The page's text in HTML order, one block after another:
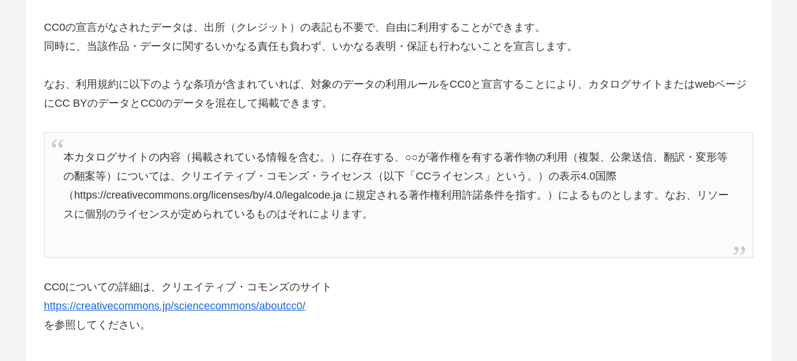
CC0の宣言がなされたデータは、出所（クレジット）の表記も不要で、自由に利用することができます。
同時に、当該作品・データに関するいかなる責任も負わず、いかなる表明・保証も行わないことを宣言します。
なお、利用規約に以下のような条項が含まれていれば、対象のデータの利用ルールをCC0と宣言することにより、カタログサイトまたはwebページ
にCC BYのデータとCC0のデータを混在して掲載できます。
本カタログサイトの内容（掲載されている情報を含む。）に存在する、○○が著作権を有する著作物の利用（複製、公衆送信、翻訳・変形等
の翻案等）については、クリエイティブ・コモンズ・ライセンス（以下「CCライセンス」という。）の表示4.0国際
（https://creativecommons.org/licenses/by/4.0/legalcode.ja に規定される著作権利用許諾条件を指す。）によるものとします。なお、リソー
スに個別のライセンスが定められているものはそれによります。
CC0についての詳細は、クリエイティブ・コモンズのサイト
https://creativecommons.jp/sciencecommons/aboutcc0/
を参照してください。